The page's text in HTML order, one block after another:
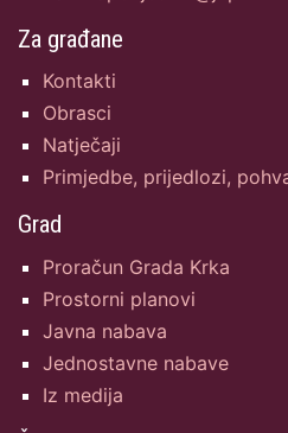
Za građane
Kontakti
Obrasci
Natječaji
Primjedbe, prijedlozi,
Grad
Proračun Grada Krka
Prostorni planovi
Javna nabava
Jednostavne nabave
Iz medija